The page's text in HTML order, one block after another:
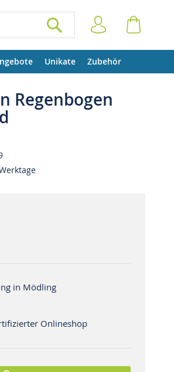
Anmelden
Unikate Zubehör
Regenbogen
in Mödling
Onlineshop